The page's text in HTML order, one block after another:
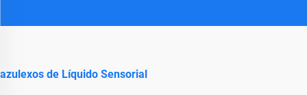
azulexos de Líquido Sensorial